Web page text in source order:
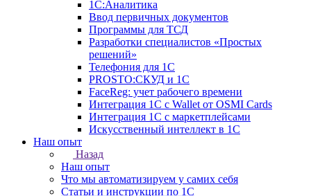
1С:Аналитика
Ввод первичных документов
Программы для ТСД
Разработки специалистов «Простых
решений»
Телефония для 1С
PROSTO:СКУД и 1С
FaceReg: учет рабочего времени
Интеграция 1С с Wallet от OSMI Cards
Интеграция 1С с маркетплейсами
Искусственный интеллект в 1С
Наш опыт
Назад
Наш опыт
Что мы автоматизируем у самих себя
Статьи и инструкции по 1С